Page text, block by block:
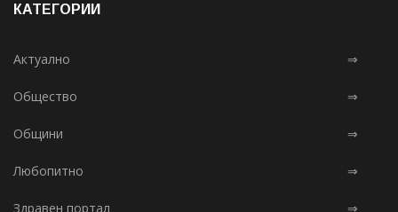
КАТЕГОРИИ
Актуално ⇒
Общество ⇒
Общини ⇒
Любопитно ⇒
Здравен портал ⇒